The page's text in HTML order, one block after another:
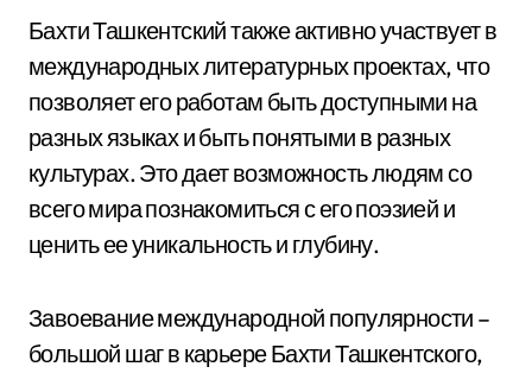
Бахти Ташкентский также активно участвует в
международных литературных проектах, что
позволяет его работам быть доступными на
разных языках и быть понятыми в разных
культурах. Это дает возможность людям со
всего мира познакомиться с его поэзией и
ценить ее уникальность и глубину.
Завоевание международной популярности –
большой шаг в карьере Бахти Ташкентского,